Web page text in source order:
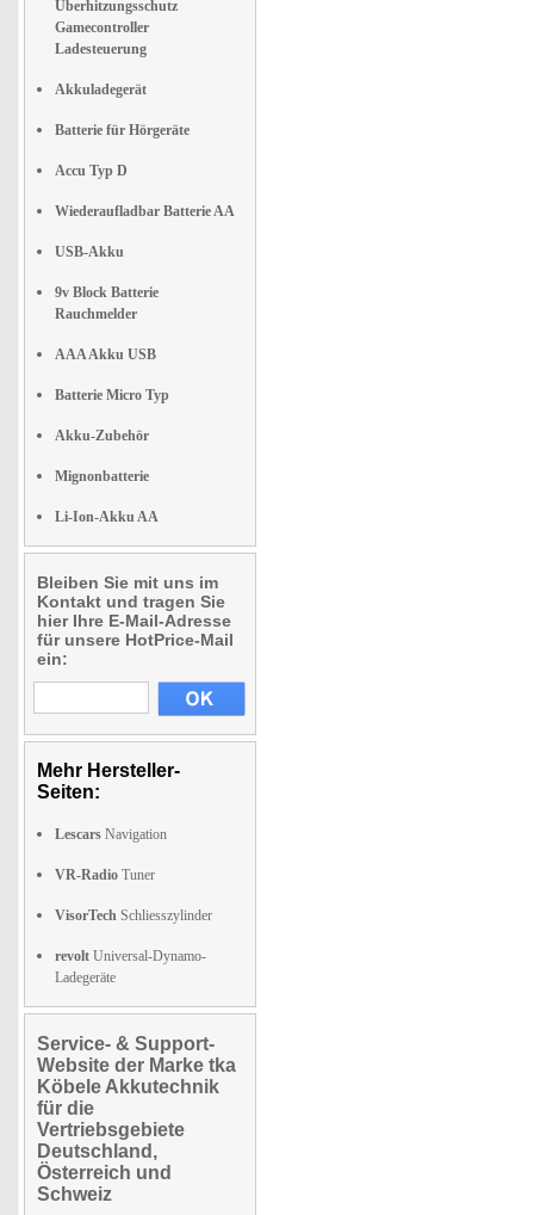
Überhitzungsschutz
Gamecontroller
Ladesteuerung
Akkuladegerät
Batterie für Hörgeräte
Accu Typ D
Wiederaufladbar Batterie AA
USB-Akku
9v Block Batterie
Rauchmelder
AAA Akku USB
Batterie Micro Typ
Akku-Zubehör
Mignonbatterie
Li-Ion-Akku AA
Bleiben Sie mit uns im
Kontakt und tragen Sie
hier Ihre E-Mail-Adresse
für unsere HotPrice-Mail
ein:
Mehr Hersteller-
Seiten:
Lescars Navigation
VR-Radio Tuner
VisorTech Schliesszylinder
revolt Universal-Dynamo-
Ladegeräte
Service- & Support-
Website der Marke tka
Köbele Akkutechnik
für die
Vertriebsgebiete
Deutschland,
Österreich und
Schweiz